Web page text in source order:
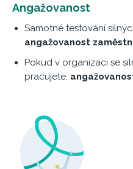
Angažovanost
Samotné testování
angažovanost
Pokud v organizaci se
pracujete,